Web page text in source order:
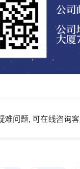
难问题, 可在线咨询